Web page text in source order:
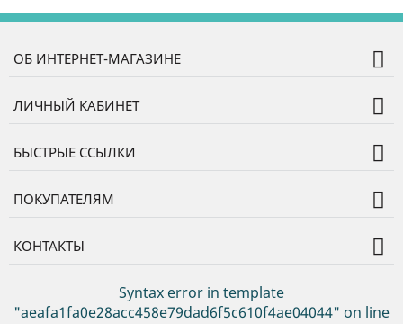
ОБ ИНТЕРНЕТ-МАГАЗИНЕ
ЛИЧНЫЙ КАБИНЕТ
БЫСТРЫЕ ССЫЛКИ
ПОКУПАТЕЛЯМ
КОНТАКТЫ
Syntax error in template
"aeafa1fa0e28acc458e79dad6f5c610f4ae04044" on line